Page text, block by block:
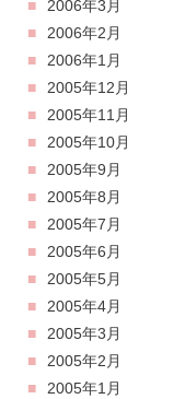
2006年3月
2006年2月
2006年1月
2005年12月
2005年11月
2005年10月
2005年9月
2005年8月
2005年7月
2005年6月
2005年5月
2005年4月
2005年3月
2005年2月
2005年1月